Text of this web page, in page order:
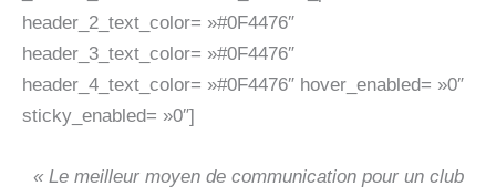
header_2_text_color= »#0F4476″
header_3_text_color= »#0F4476″
header_4_text_color= »#0F4476″ hover_enabled= »0″
sticky_enabled= »0″]
« Le meilleur moyen de communication pour un club